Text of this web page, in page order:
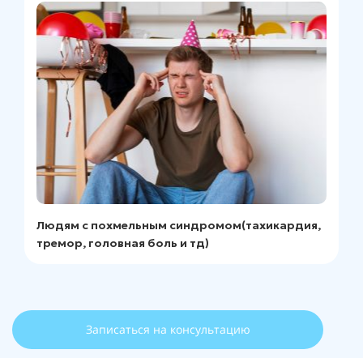
Людям с похмельным синдромом(тахикардия,
тремор, головная боль и тд)
Записаться на консультацию